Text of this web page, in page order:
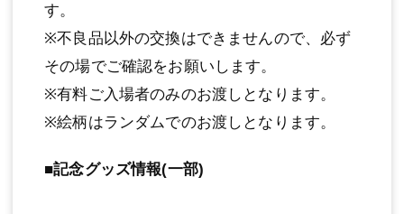
す。
※不良品以外の交換はできませんので、必ず
その場でご確認をお願いします。
※有料ご入場者のみのお渡しとなります。
※絵柄はランダムでのお渡しとなります。
■記念グッズ情報(一部)